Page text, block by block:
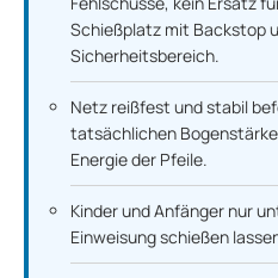
Schießplatz mit Backstop
Sicherheitsbereich.
Netz reißfest und stabil
tatsächlichen
Energie der Pfeile.
Kinder und Anfänger nur
Einweisung schießen